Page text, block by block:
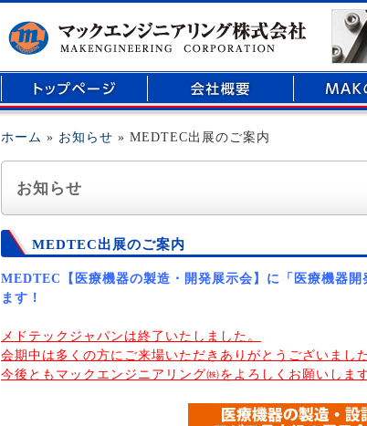
マイクロリアクター、医療用部品の開発、精密部品加工のことなら倉敷
ホーム » お知らせ » MEDTEC出展のご案内
お知らせ
MEDTEC出展のご案内
MEDTEC【医療機器の製造・開発展示会】に「医療機器
ます！
メドテックジャパンは終了いたしました。
会期中は多くの方にご来場いただきありがとうございました
今後ともマックエンジニアリング㈱をよろしくお願いします